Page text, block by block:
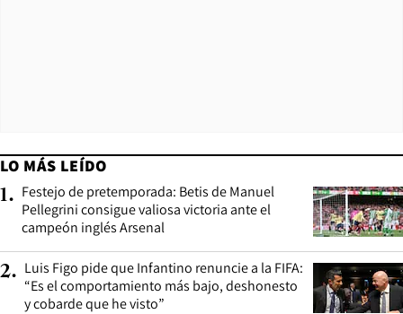
LO MÁS LEÍDO
1. Festejo de pretemporada: Betis de Manuel
Pellegrini consigue valiosa victoria ante el
campeón inglés Arsenal
2. Luis Figo pide que Infantino renuncie a la FIFA:
“Es el comportamiento más bajo, deshonesto
y cobarde que he visto”